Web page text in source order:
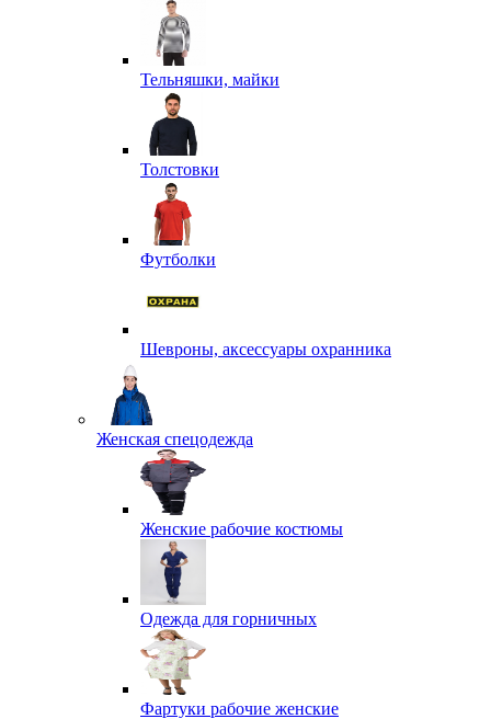
Тельняшки, майки
Толстовки
Футболки
Шевроны, аксессуары охранника
Женская спецодежда
Женские рабочие костюмы
Одежда для горничных
Фартуки рабочие женские